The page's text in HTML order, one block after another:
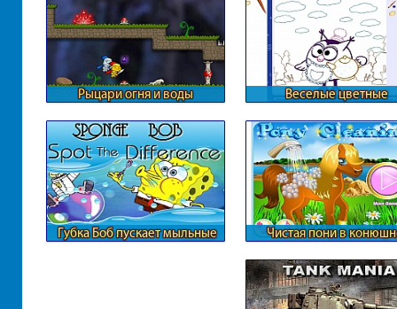
Рыцари огня и воды
Веселые цветные
Губка Боб пускает мыльные
Чистая пони в